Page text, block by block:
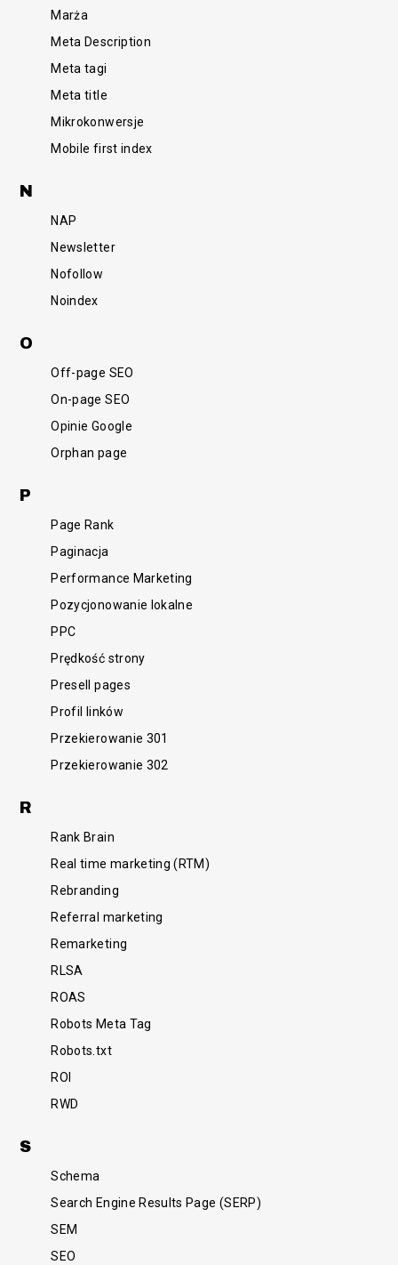
Marża
Meta Description
Meta tagi
Meta title
Mikrokonwersje
Mobile first index
N
NAP
Newsletter
Nofollow
Noindex
O
Off-page SEO
On-page SEO
Opinie Google
Orphan page
P
Page Rank
Paginacja
Performance Marketing
Pozycjonowanie lokalne
PPC
Prędkość strony
Presell pages
Profil linków
Przekierowanie 301
Przekierowanie 302
R
Rank Brain
Real time marketing (RTM)
Rebranding
Referral marketing
Remarketing
RLSA
ROAS
Robots Meta Tag
Robots.txt
ROI
RWD
S
Schema
Search Engine Results Page (SERP)
SEM
SEO